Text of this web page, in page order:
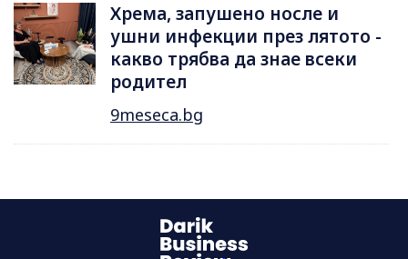
Хрема, запушено носле и
ушни инфекции през лятотo -
какво трябва да знае всеки
родител
9meseca.bg